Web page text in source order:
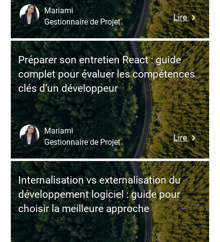
projets
de
logiciel
Lire:
Réduire
les
bugs
dans
vos
projets
logiciels
grâce
à
une
stratégie
de
qualité
intégrée
Mariami
Gestionnaire de Projet
Préparer son entretien React : guide
complet pour évaluer les compétences
clés d’un développeur
Lire:
Préparer
son
entretien
React
:
guide
complet
pour
Mariami
Gestionnaire de Projet
Internalisation vs externalisation du
développement logiciel : guide pour
choisir la meilleure approche